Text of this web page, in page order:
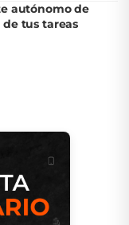
autónomo de
tus tareas